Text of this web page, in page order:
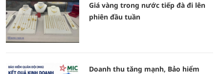
Giá vàng trong nước tiếp đà đi lên
phiên đầu tuần
Doanh thu tăng mạnh, Bảo hiểm